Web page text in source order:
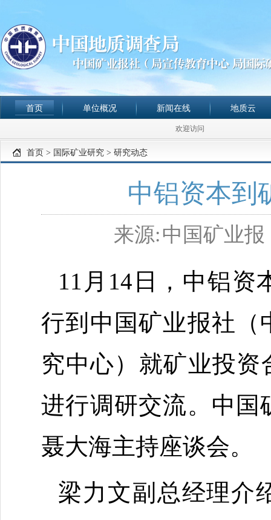
首页
欢迎访问
单位概况 新闻在线 地质云
首页 > 国际矿业研究 > 研究动态
中铝资本到
来源:中国矿业报
11月14日，中铝资
行到中国矿业报社（
究中心）就矿业投资
进行调研交流。中国
聂大海主持座谈会。
梁力文副总经理介